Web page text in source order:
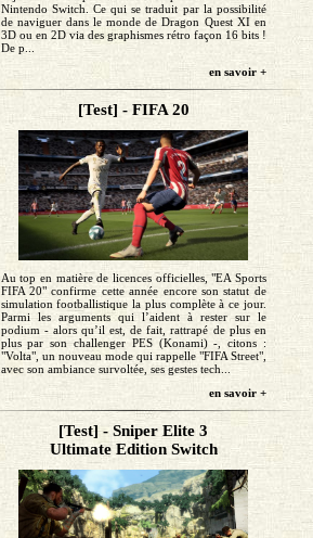
Nintendo Switch. Ce qui se traduit par la possibilité
de naviguer dans le monde de Dragon Quest XI en
3D ou en 2D via des graphismes rétro façon 16 bits !
De p...
en savoir +
[Test] - FIFA 20
Au top en matière de licences officielles, "EA Sports
FIFA 20" confirme cette année encore son statut de
simulation footballistique la plus complète à ce jour.
Parmi les arguments qui l’aident à rester sur le
podium - alors qu’il est, de fait, rattrapé de plus en
plus par son challenger PES (Konami) -, citons :
"Volta", un nouveau mode qui rappelle "FIFA Street",
avec son ambiance survoltée, ses gestes tech...
en savoir +
[Test] - Sniper Elite 3
Ultimate Edition Switch